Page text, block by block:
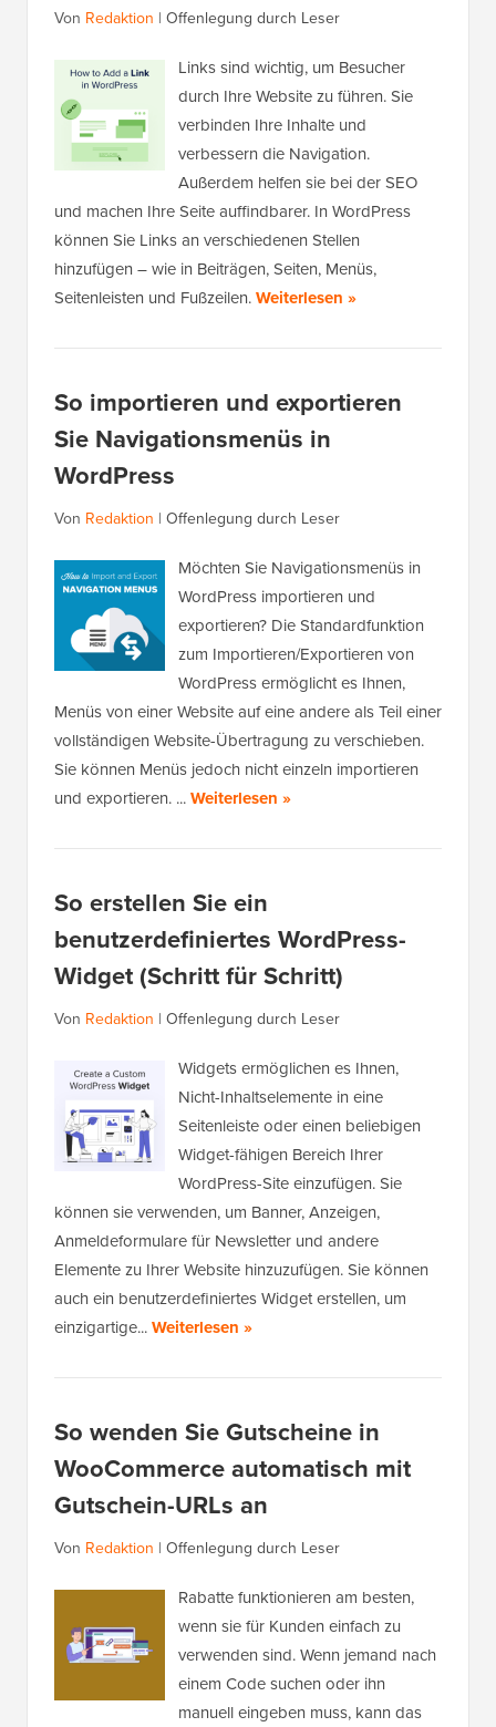
Von Redaktion | Offenlegung durch Leser
Links sind wichtig, um Besucher
durch Ihre Website zu führen. Sie
verbinden Ihre Inhalte und
verbessern die Navigation.
Außerdem helfen sie bei der SEO
und machen Ihre Seite auffindbarer. In WordPress
können Sie Links an verschiedenen Stellen
hinzufügen – wie in Beiträgen, Seiten, Menüs,
Seitenleisten und Fußzeilen.Weiterlesen »
So importieren und exportieren
Sie Navigationsmenüs in
WordPress
Von Redaktion | Offenlegung durch Leser
Möchten Sie Navigationsmenüs in
WordPress importieren und
exportieren? Die Standardfunktion
zum Importieren/Exportieren von
WordPress ermöglicht es Ihnen,
Menüs von einer Website auf eine andere als Teil einer
vollständigen Website-Übertragung zu verschieben.
Sie können Menüs jedoch nicht einzeln importieren
und exportieren. ...Weiterlesen »
So erstellen Sie ein
benutzerdefiniertes WordPress-
Widget (Schritt für Schritt)
Von Redaktion | Offenlegung durch Leser
Widgets ermöglichen es Ihnen,
Nicht-Inhaltselemente in eine
Seitenleiste oder einen beliebigen
Widget-fähigen Bereich Ihrer
WordPress-Site einzufügen. Sie
können sie verwenden, um Banner, Anzeigen,
Anmeldeformulare für Newsletter und andere
Elemente zu Ihrer Website hinzuzufügen. Sie können
auch ein benutzerdefiniertes Widget erstellen, um
einzigartige...Weiterlesen »
So wenden Sie Gutscheine in
WooCommerce automatisch mit
Gutschein-URLs an
Von Redaktion | Offenlegung durch Leser
Rabatte funktionieren am besten,
wenn sie für Kunden einfach zu
verwenden sind. Wenn jemand nach
einem Code suchen oder ihn
manuell eingeben muss, kann das